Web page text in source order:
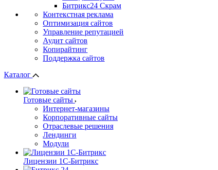
Битрикс24 Скрам
Контекстная реклама
Оптимизация сайтов
Управление репутацией
Аудит сайтов
Копирайтинг
Поддержка сайтов
Каталог
Готовые сайты
Интернет-магазины
Корпоративные сайты
Отраслевые решения
Лендинги
Модули
Лицензии 1С-Битрикс